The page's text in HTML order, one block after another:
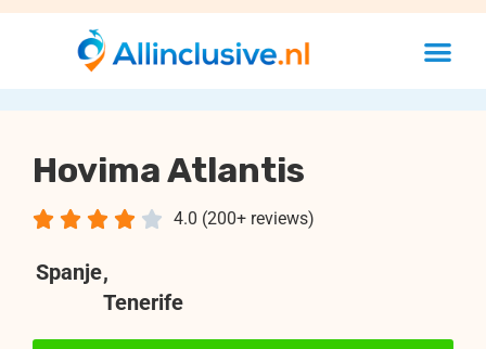
Hovima Atlantis
4.0 (200+ reviews)
    
Spanje,
Tenerife